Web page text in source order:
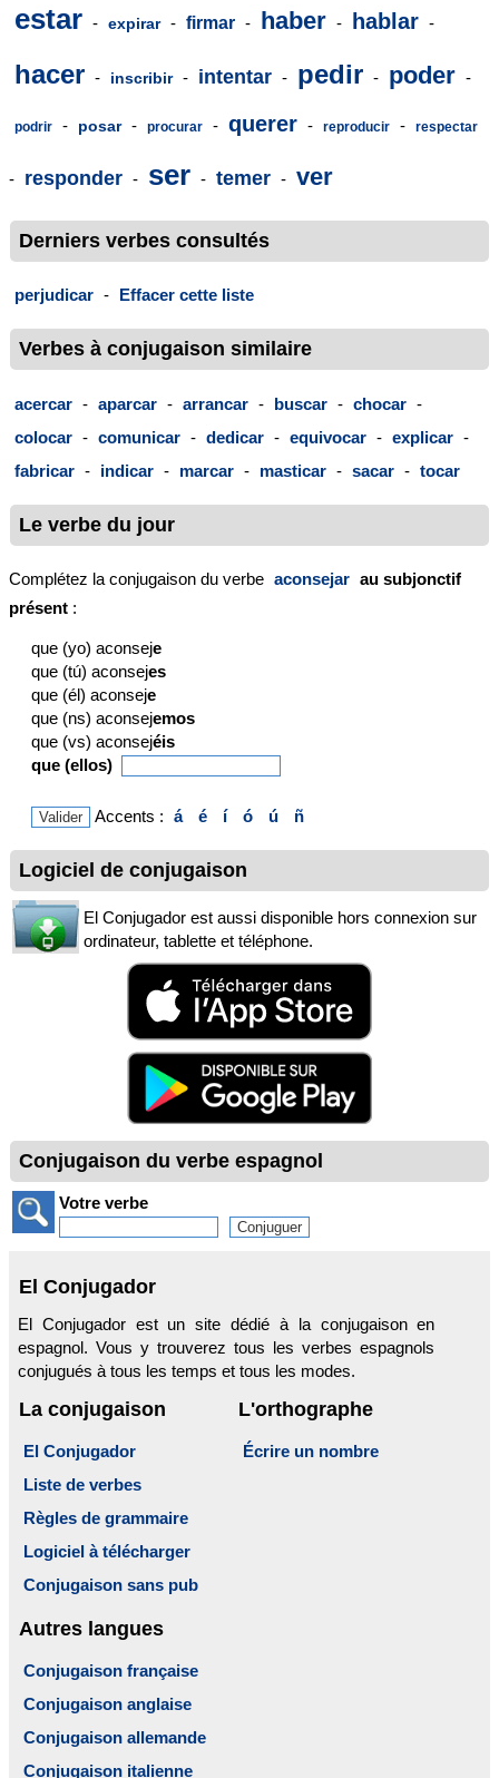
estar - expirar - firmar - haber - hablar -
hacer - inscribir - intentar - pedir - poder -
podrir - posar - procurar - querer - reproducir - respectar
- responder - ser - temer - ver
Derniers verbes consultés
perjudicar - Effacer cette liste
Verbes à conjugaison similaire
acercar - aparcar - arrancar - buscar - chocar -
colocar - comunicar - dedicar - equivocar - explicar -
fabricar - indicar - marcar - masticar - sacar - tocar
Le verbe du jour
Complétez la conjugaison du verbe aconsejar au subjonctif
présent :
que (yo) aconseje
que (tú) aconsejes
que (él) aconseje
que (ns) aconsejemos
que (vs) aconsejéis
que (ellos)
Accents : á é í ó ú ñ
Logiciel de conjugaison
El Conjugador est aussi disponible hors connexion sur
ordinateur, tablette et téléphone.
Conjugaison du verbe espagnol
Votre verbe
El Conjugador
El Conjugador est un site dédié à la conjugaison en
espagnol. Vous y trouverez tous les verbes espagnols
conjugués à tous les temps et tous les modes.
La conjugaison
El Conjugador
Liste de verbes
Règles de grammaire
Logiciel à télécharger
Conjugaison sans pub
L'orthographe
Écrire un nombre
Autres langues
Conjugaison française
Conjugaison anglaise
Conjugaison allemande
Conjugaison italienne